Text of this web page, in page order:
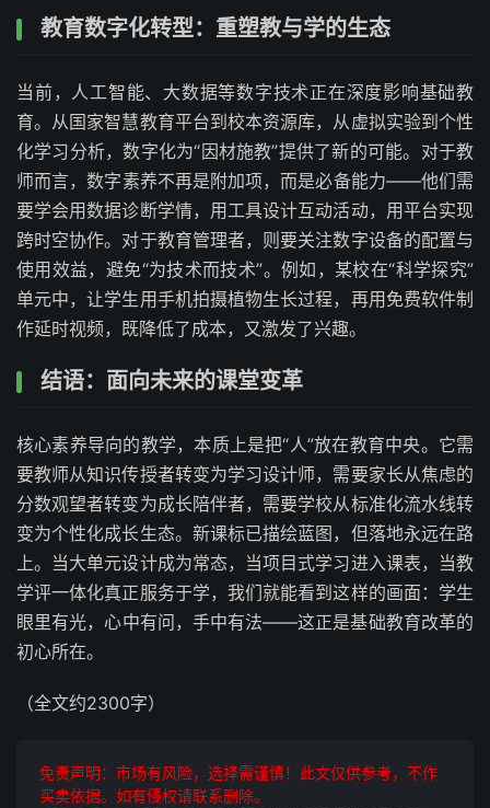
教育数字化转型：重塑教与学的生态
当前，人工智能、大数据等数字技术正在深度影响基础教
育。从国家智慧教育平台到校本资源库，从虚拟实验到个性
化学习分析，数字化为“因材施教”提供了新的可能。对于教
师而言，数字素养不再是附加项，而是必备能力——他们需
要学会用数据诊断学情，用工具设计互动活动，用平台实现
跨时空协作。对于教育管理者，则要关注数字设备的配置与
使用效益，避免“为技术而技术”。例如，某校在“科学探究”
单元中，让学生用手机拍摄植物生长过程，再用免费软件制
作延时视频，既降低了成本，又激发了兴趣。
结语：面向未来的课堂变革
核心素养导向的教学，本质上是把“人”放在教育中央。它需
要教师从知识传授者转变为学习设计师，需要家长从焦虑的
分数观望者转变为成长陪伴者，需要学校从标准化流水线转
变为个性化成长生态。新课标已描绘蓝图，但落地永远在路
上。当大单元设计成为常态，当项目式学习进入课表，当教
学评一体化真正服务于学，我们就能看到这样的画面：学生
眼里有光，心中有问，手中有法——这正是基础教育改革的
初心所在。
（全文约2300字）
免责声明：市场有风险，选择需谨慎！此文仅供参考，不作
买卖依据。如有侵权请联系删除。